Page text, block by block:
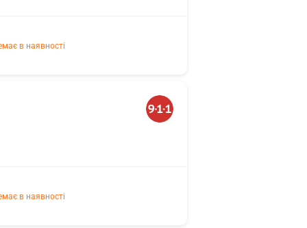
в наявності
в наявності